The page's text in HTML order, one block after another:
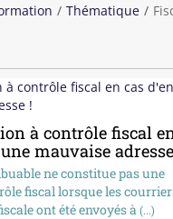
Thématique
à contrôle fiscal
mauvaise
ne constitue pas une
fiscal lorsque les
ont été envoyés à (...)